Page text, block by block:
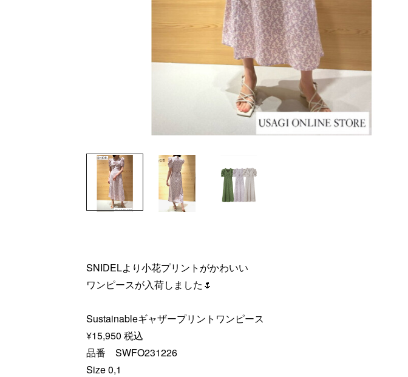
SNIDELより小花プリントがかわいい
ワンピースが入荷しました🌷
Sustainableギャザープリントワンピース
¥15,950 税込
品番 SWFO231226
Size 0,1